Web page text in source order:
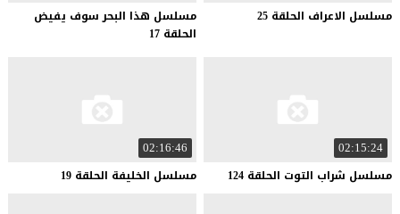
مسلسل الاعراف الحلقة 25
مسلسل هذا البحر سوف يفيض
الحلقة 17
02:15:24
مسلسل شراب التوت الحلقة 124
02:16:46
مسلسل الخليفة الحلقة 19